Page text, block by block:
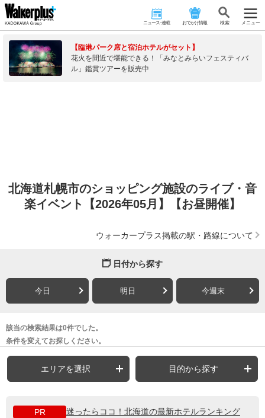
ニュース･連載 おでかけ情報 検 索 メニュー
【臨港パーク席と宿泊ホテルがセット】
花火を間近で堪能できる！「みなとみらいフェスティバ
ル」鑑賞ツアーを販売中
北海道札幌市のショッピング施設のライブ・音
楽イベント【2026年05月】【お昼開催】
ウォーカープラス掲載の駅・路線について
日付から探す
今日 明日 今週末
該当の検索結果は0件でした。
条件を変えてお探しください。
エリアを選択 目的から探す
PR
迷ったらココ！北海道の最新ホテルランキング